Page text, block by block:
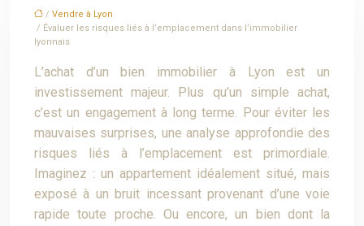
/ Vendre à Lyon
/ Évaluer les risques liés à l’emplacement dans l’immobilier
lyonnais
L’achat d’un bien immobilier à Lyon est un
investissement majeur. Plus qu’un simple achat,
c’est un engagement à long terme. Pour éviter les
mauvaises surprises, une analyse approfondie des
risques liés à l’emplacement est primordiale.
Imaginez : un appartement idéalement situé, mais
exposé à un bruit incessant provenant d’une voie
rapide toute proche. Ou encore, un bien dont la